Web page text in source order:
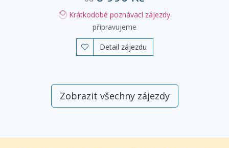
Krátkodobé poznávací zájezdy
připravujeme
 Detail zájezdu
Zobrazit všechny zájezdy